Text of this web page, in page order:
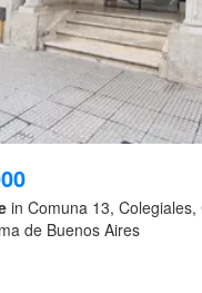
in Comuna 13,
de Buenos Aires